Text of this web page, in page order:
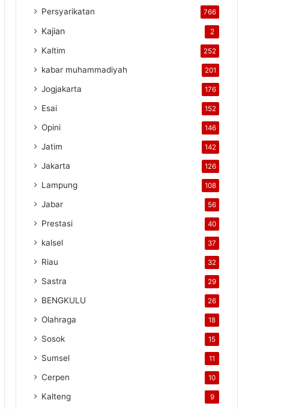
Persyarikatan 766
Kajian 2
Kaltim 252
kabar muhammadiyah 201
Jogjakarta 176
Esai 152
Opini 146
Jatim 142
Jakarta 126
Lampung 108
Jabar 56
Prestasi 40
kalsel 37
Riau 32
Sastra 29
BENGKULU 26
Olahraga 18
Sosok 15
Sumsel 11
Cerpen 10
Kalteng 9